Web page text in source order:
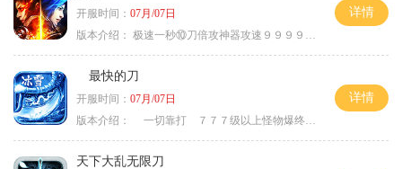
开服时间： 07月/07日
版本介绍： 极速一秒⑩刀倍攻神器攻速９９９９①挑
详情
最快的刀
开服时间： 07月/07日
版本介绍：
一切靠打 ７７７级以上怪物爆终极
详情
天下大乱无限刀